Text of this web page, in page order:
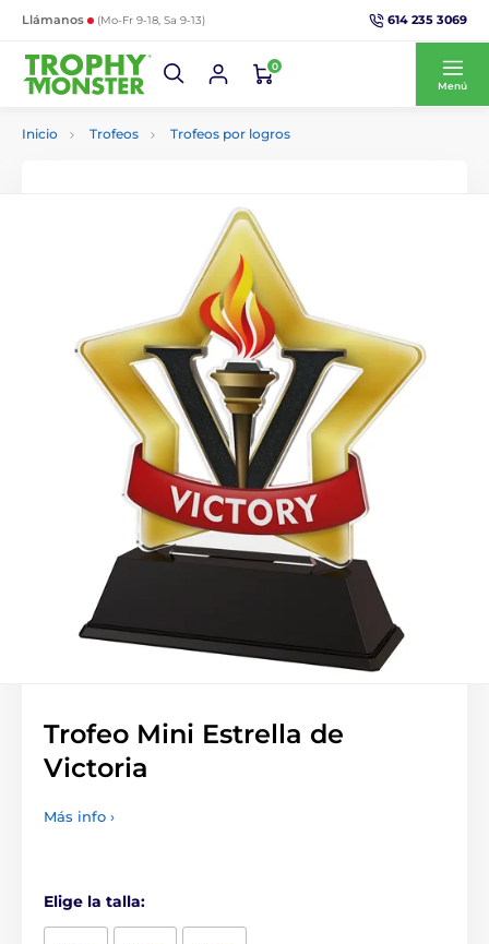
Llámanos (Mo-Fr 9-18, Sa 9-13) 614 235 3069
0
Menú
Inicio Trofeos Trofeos por logros
Trofeo Mini Estrella de
Victoria
Más info ›
Elige la talla: